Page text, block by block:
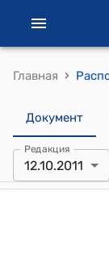
Главная ›
Документ
Редакция
12.10.2011